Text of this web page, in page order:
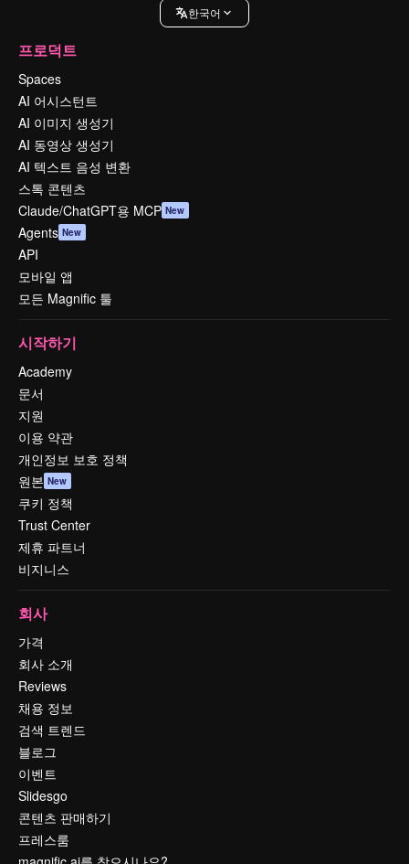
한국어
프로덕트
Spaces
AI 어시스턴트
AI 이미지 생성기
AI 동영상 생성기
AI 텍스트 음성 변환
스톡 콘텐츠
Claude/ChatGPT용 MCP New
Agents New
API
모바일 앱
모든 Magnific 툴
시작하기
Academy
문서
지원
이용 약관
개인정보 보호 정책
원본 New
쿠키 정책
Trust Center
제휴 파트너
비지니스
회사
가격
회사 소개
Reviews
채용 정보
검색 트렌드
블로그
이벤트
Slidesgo
콘텐츠 판매하기
프레스룸